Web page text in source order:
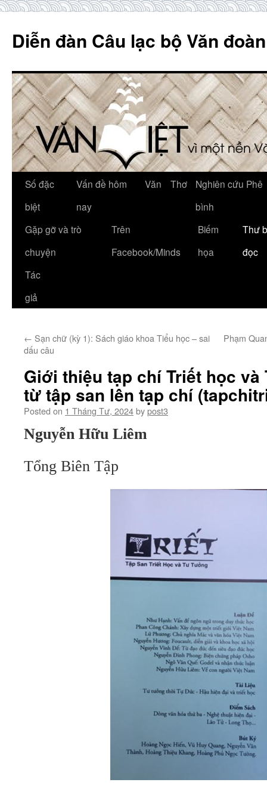
content
Diễn đàn Câu lạc bộ Văn
Số đặc
biệt
Vấn đề hôm
nay
Văn Thơ
Nghiên cứu Phê
bình
Gặp gỡ và trò
chuyện
Trên
Facebook/Minds
Biếm
họa
Thư
đọc
Tác
giả
← Sạn chữ (kỳ 1): Sách giáo khoa Tiểu học – sai
dấu câu
Phạm
Giới thiệu tạp chí Triết học
từ tập san lên tạp chí
Posted on 1 Tháng Tư, 2024bypost3
Nguyễn Hữu Liêm
Tổng Biên Tập